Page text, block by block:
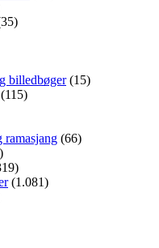
billedbøger(15)
(66)
(1.081)